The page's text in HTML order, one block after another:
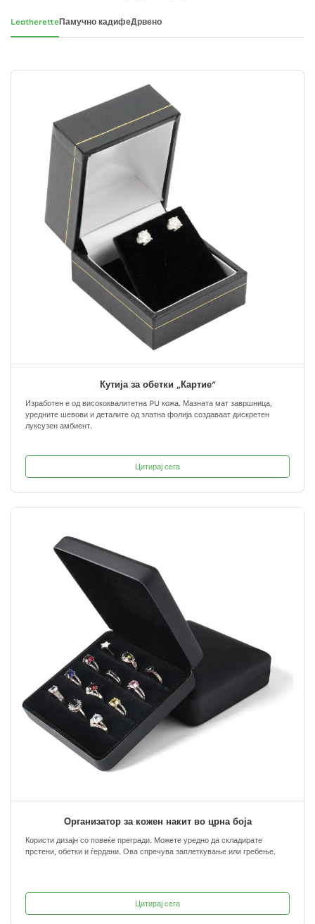
LeatheretteПамучно кадифеДрвено
Кутија за обетки „Картие“
Изработен е од висококвалитетна PU кожа. Мазната мат завршница,
уредните шевови и деталите од златна фолија создаваат дискретен
луксузен амбиент.
Цитирај сега
Организатор за кожен накит во црна боја
Користи дизајн со повеќе прегради. Можете уредно да складирате
прстени, обетки и ѓердани. Ова спречува заплеткување или гребење.
Цитирај сега